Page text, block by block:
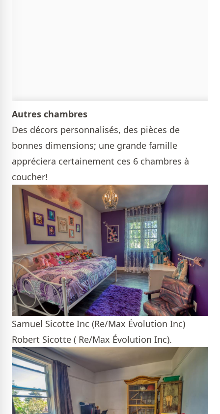
Autres chambres
Des décors personnalisés, des pièces de
bonnes dimensions; une grande famille
appréciera certainement ces 6 chambres à
coucher!
Samuel Sicotte Inc (Re/Max Évolution Inc)
Robert Sicotte ( Re/Max Évolution Inc).